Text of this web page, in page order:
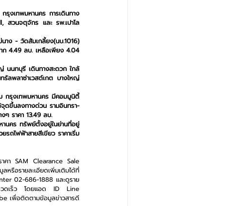
งเทพมหานคร การเดินทาง
วนจตุจักร และ รพ.เปาโล
ง - วัดส้มเกลี้ยง(นบ.1016)
ก 4.49 ลบ. เหลือเพียง 4.04
นนทบุรี เดินทางสะดวก ใกล้
รัลพลาซ่าเวสต์เกต บางใหญ่
กรุงเทพมหานคร มีคอมมูนิตี้
ดขึ้นลงทางด่วน รามอินทรา-
ๆ ราคา 13.49 ลบ.
านคร ทรัพย์ตั้งอยู่ในย่านที่อยู่
ถไฟฟ้าสายสีเขียว ราคาเริ่ม
คา SAM Clearance Sale
หรือรายละเอียดเพิ่มเติมได้ที่
02-686-1888 และดูราย
รวดเร็ว โดยแอด ID Line
เพื่อติดตามข้อมูลข่าวสารดี